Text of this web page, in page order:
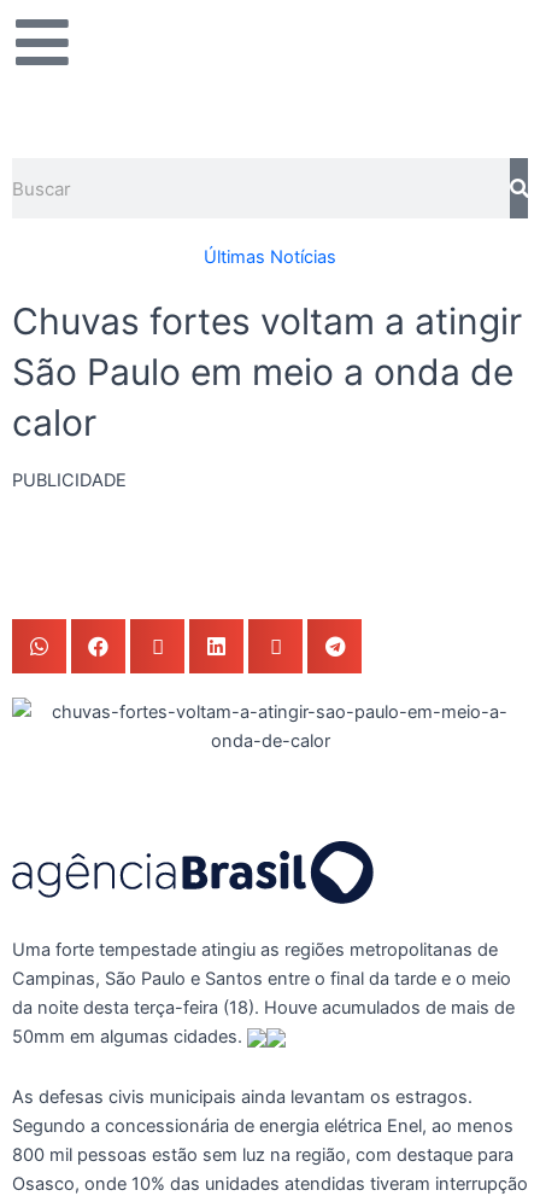
para
Últimas Notícias
Chuvas fortes voltam a atingir
São Paulo em meio a onda de
calor
PUBLICIDADE
Uma forte tempestade atingiu as regiões metropolitanas de
Campinas, São Paulo e Santos entre o final da tarde e o meio
da noite desta terça-feira (18). Houve acumulados de mais de
50mm em algumas cidades.
As defesas civis municipais ainda levantam os estragos.
Segundo a concessionária de energia elétrica Enel, ao menos
800 mil pessoas estão sem luz na região, com destaque para
Osasco, onde 10% das unidades atendidas tiveram interrupção